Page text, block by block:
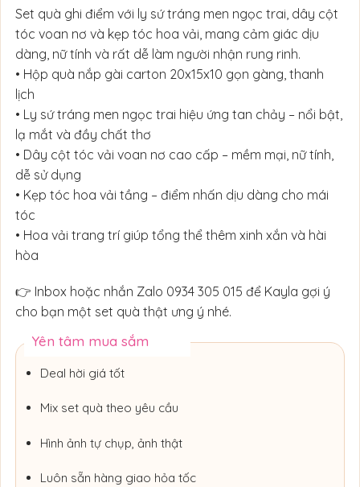
Set quà ghi điểm với ly sứ tráng men ngọc trai, dây cột
tóc voan nơ và kẹp tóc hoa vải, mang cảm giác dịu
dàng, nữ tính và rất dễ làm người nhận rung rinh.
• Hộp quà nắp gài carton 20x15x10 gọn gàng, thanh
lịch
• Ly sứ tráng men ngọc trai hiệu ứng tan chảy – nổi bật,
lạ mắt và đầy chất thơ
• Dây cột tóc vải voan nơ cao cấp – mềm mại, nữ tính,
dễ sử dụng
• Kẹp tóc hoa vải tầng – điểm nhấn dịu dàng cho mái
tóc
• Hoa vải trang trí giúp tổng thể thêm xinh xắn và hài
hòa
👉 Inbox hoặc nhắn Zalo 0934 305 015 để Kayla gợi ý
cho bạn một set quà thật ưng ý nhé.
Yên tâm mua sắm
Deal hời giá tốt
Mix set quà theo yêu cầu
Hình ảnh tự chụp, ảnh thật
Luôn sẵn hàng giao hỏa tốc